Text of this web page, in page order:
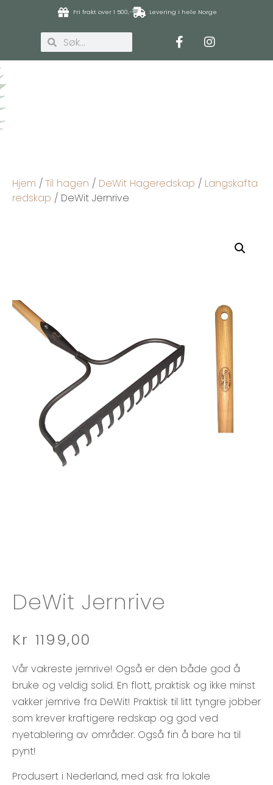
Fri frakt over 1 500,- Levering i hele Norge
Hjem / Til hagen / DeWit Hageredskap / Langskafta
redskap / DeWit Jernrive
DeWit Jernrive
Kr 1199,00
Vår vakreste jernrive! Også er den både god å
bruke og veldig solid. En flott, praktisk og ikke minst
vakker jernrive fra DeWit! Praktisk til litt tyngre jobber
som krever kraftigere redskap og god ved
nyetablering av områder. Også fin å bare ha til
pynt!
Produsert i Nederland, med ask fra lokale